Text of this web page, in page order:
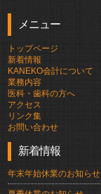
メニュー
トップページ
新着情報
KANEKO会計について
業務内容
医科・歯科の方へ
アクセス
リンク集
お問い合わせ
新着情報
年末年始休業のお知らせ